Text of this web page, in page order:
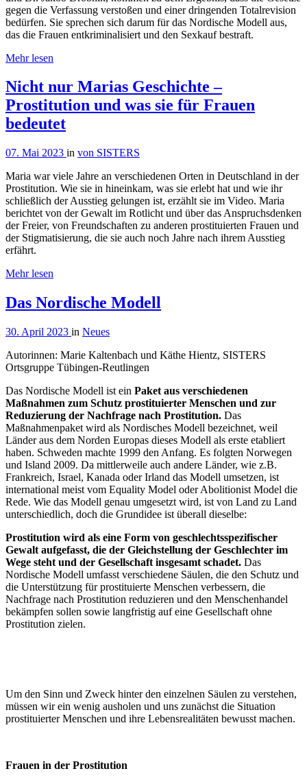
gegen die Verfassung verstoßen und einer dringenden Totalrevision
bedürfen. Sie sprechen sich darum für das Nordische Modell aus,
das die Frauen entkriminalisiert und den Sexkauf bestraft.
Mehr lesen
Nicht nur Marias Geschichte –
Prostitution und was sie für Frauen
bedeutet
07. Mai 2023 in von SISTERS
Maria war viele Jahre an verschiedenen Orten in Deutschland in der
Prostitution. Wie sie in hineinkam, was sie erlebt hat und wie ihr
schließlich der Ausstieg gelungen ist, erzählt sie im Video. Maria
berichtet von der Gewalt im Rotlicht und über das Anspruchsdenken
der Freier, von Freundschaften zu anderen prostituierten Frauen und
der Stigmatisierung, die sie auch noch Jahre nach ihrem Ausstieg
erfährt.
Mehr lesen
Das Nordische Modell
30. April 2023 in Neues
Autorinnen: Marie Kaltenbach und Käthe Hientz, SISTERS
Ortsgruppe Tübingen-Reutlingen
Das Nordische Modell ist ein Paket aus verschiedenen
Maßnahmen zum Schutz prostituierter Menschen und zur
Reduzierung der Nachfrage nach Prostitution. Das
Maßnahmenpaket wird als Nordisches Modell bezeichnet, weil
Länder aus dem Norden Europas dieses Modell als erste etabliert
haben. Schweden machte 1999 den Anfang. Es folgten Norwegen
und Island 2009. Da mittlerweile auch andere Länder, wie z.B.
Frankreich, Israel, Kanada oder Irland das Modell umsetzen, ist
international meist vom Equality Model oder Abolitionist Model die
Rede. Wie das Modell genau umgesetzt wird, ist von Land zu Land
unterschiedlich, doch die Grundidee ist überall dieselbe:
Prostitution wird als eine Form von geschlechtsspezifischer
Gewalt aufgefasst, die der Gleichstellung der Geschlechter im
Wege steht und der Gesellschaft insgesamt schadet. Das
Nordische Modell umfasst verschiedene Säulen, die den Schutz und
die Unterstützung für prostituierte Menschen verbessern, die
Nachfrage nach Prostitution reduzieren und den Menschenhandel
bekämpfen sollen sowie langfristig auf eine Gesellschaft ohne
Prostitution zielen.
Um den Sinn und Zweck hinter den einzelnen Säulen zu verstehen,
müssen wir ein wenig ausholen und uns zunächst die Situation
prostituierter Menschen und ihre Lebensrealitäten bewusst machen.
Frauen in der Prostitution